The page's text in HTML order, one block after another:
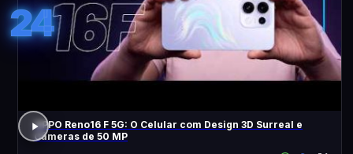
24
OPPO Reno16 F 5G: O Celular com Design 3D Surreal e
Câmeras de 50 MP